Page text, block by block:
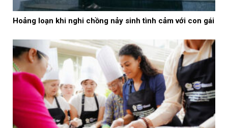
Hoảng loạn khi nghi chồng nảy sinh tình cảm với con gái